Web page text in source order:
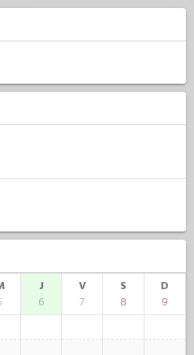
J
6
V
7
S
8
D
9